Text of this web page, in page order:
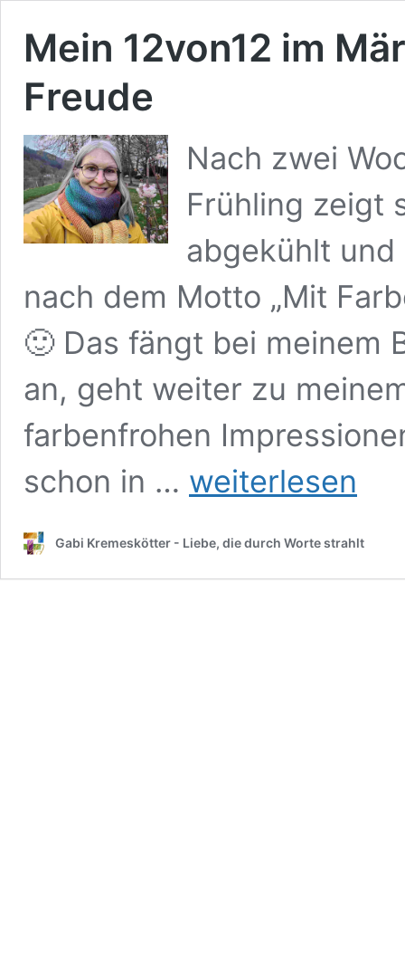
Mein 12von12 im
Freude
Nach zwei
Frühling zeigt
abgekühlt
nach dem Motto „Mit
🙂 Das fängt bei meinem
an, geht weiter zu
farbenfrohen
schon in …
12von12
2025:
und
weiterlesen
Gabi Kremeskötter - Liebe, die durch Worte strahlt